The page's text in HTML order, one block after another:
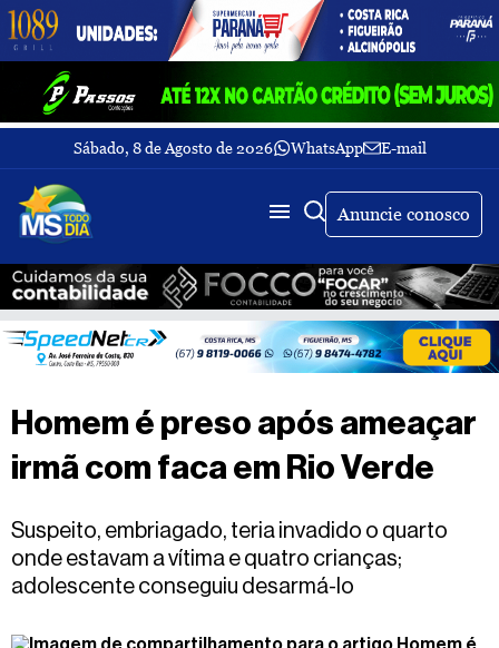
Sábado, 8 de Agosto de 2026 WhatsApp E-mail
Fechar Menu
Últimas
notícias
Galeria
de
fotos
Sobre
Nós
TV
MS
dia
conosco
Anuncie conosco
Buscar
Homem é preso após ameaçar
irmã com faca em Rio Verde
Suspeito, embriagado, teria invadido o quarto
onde estavam a vítima e quatro crianças;
adolescente conseguiu desarmá-lo